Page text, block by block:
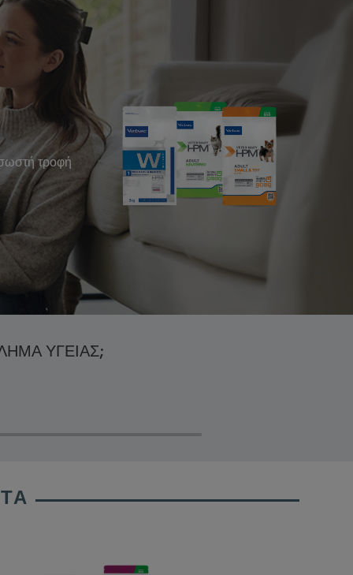
σωστή τροφή
ΥΓΕΊΑΣ;